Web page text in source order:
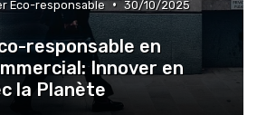
Éco-responsable • 30/10/2025
responsable en
Innover en
la Planète